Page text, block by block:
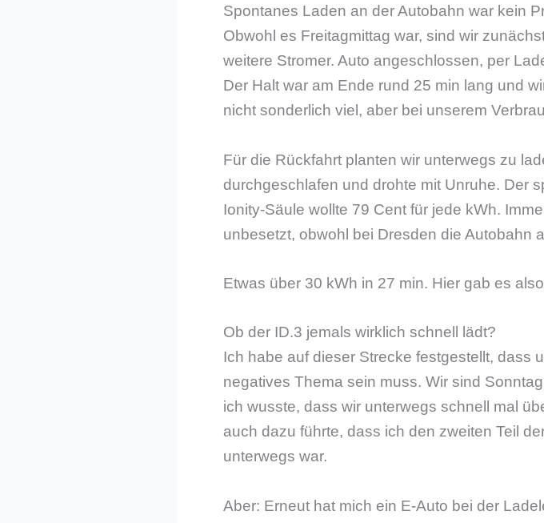
Spontanes Laden an der Autobahn war kein
Obwohl es Freitagmittag war, sind wir
weitere Stromer. Auto angeschlossen, per
Der Halt war am Ende rund 25 min lang und
nicht sonderlich viel, aber bei unserem
Für die Rückfahrt planten wir unterwegs zu
durchgeschlafen und drohte mit Unruhe. Der
Ionity-Säule wollte 79 Cent für jede kWh.
unbesetzt, obwohl bei Dresden die Autobahn
Etwas über 30 kWh in 27 min. Hier gab es
Ob der ID.3 jemals wirklich schnell lädt?
Ich habe auf dieser Strecke festgestellt, dass
negatives Thema sein muss. Wir sind
ich wusste, dass wir unterwegs schnell mal
auch dazu führte, dass ich den zweiten Teil
unterwegs war.
Aber: Erneut hat mich ein E-Auto bei der